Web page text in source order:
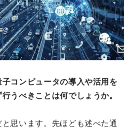
コンピュータの導入や活用を
うべきことは何でしょうか。
と思います。先ほども述べた通